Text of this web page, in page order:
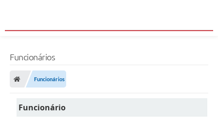
Funcionários
Funcionários
Funcionário